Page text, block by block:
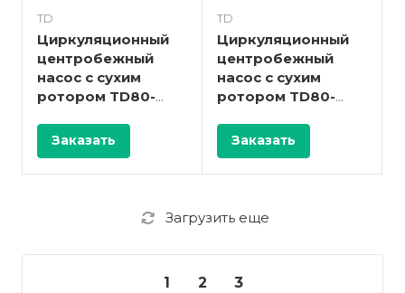
TD
Циркуляционный
центробежный
насос с сухим
ротором TD80-
Заказать
TD
Циркуляционный
центробежный
насос с сухим
ротором TD80-
Заказать
Загрузить еще
1 2 3